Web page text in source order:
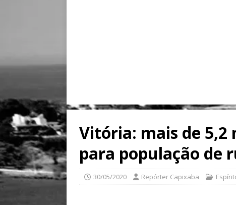
Vitória: mais de 5,2
para população de
30/05/2020 Repórter Capixaba